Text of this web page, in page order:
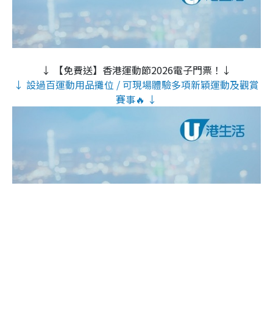
↓ 【免費送】香港運動節2026電子門票！↓
↓ 設過百運動用品攤位 / 可現場體驗多項新穎運動及觀賞
賽事🔥 ↓